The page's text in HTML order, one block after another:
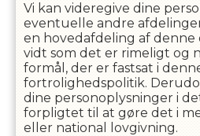
Vi kan videregive dine
eventuelle andre
en hovedafdeling af denne
vidt som det er rimeligt og
formål, der er fastsat i
fortrolighedspolitik.
dine personoplysninger i
forpligtet til at gøre det i
eller national lovgivning.